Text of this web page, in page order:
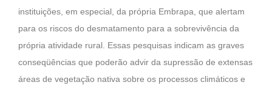
instituições, em especial, da própria Embrapa, que alertam
para os riscos do desmatamento para a sobrevivência da
própria atividade rural. Essas pesquisas indicam as graves
conseqüências que poderão advir da supressão de extensas
áreas de vegetação nativa sobre os processos climáticos e